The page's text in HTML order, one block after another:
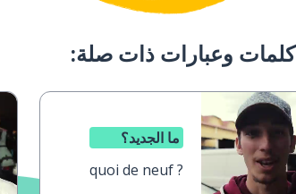
كلمات وعبارات ذات صلة:
ما الجديد؟
quoi de neuf ?